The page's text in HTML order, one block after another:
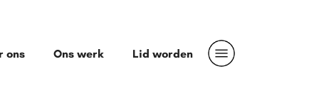
ons Ons werk Lid worden